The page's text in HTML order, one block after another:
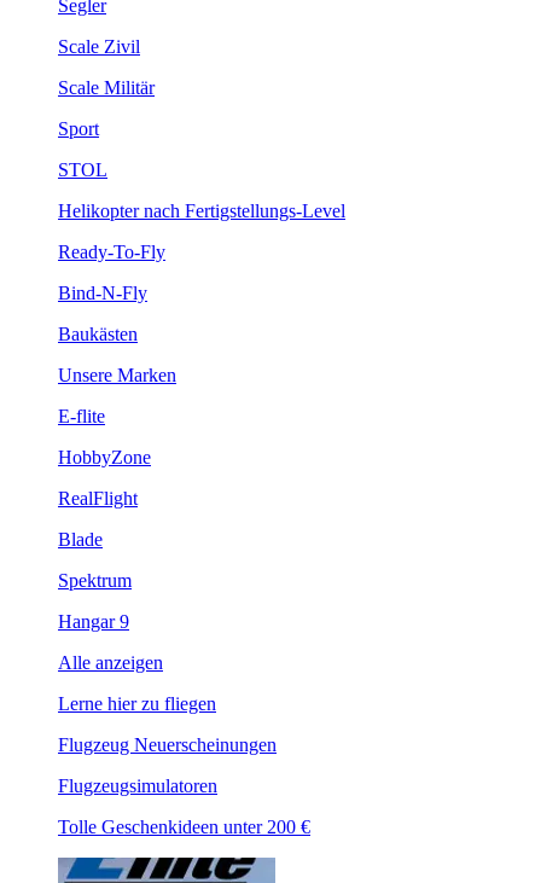
Segler
Scale Zivil
Scale Militär
Sport
STOL
Helikopter nach Fertigstellungs-Level
Ready-To-Fly
Bind-N-Fly
Baukästen
Unsere Marken
E-flite
HobbyZone
RealFlight
Blade
Spektrum
Hangar 9
Alle anzeigen
Lerne hier zu fliegen
Flugzeug Neuerscheinungen
Flugzeugsimulatoren
Tolle Geschenkideen unter 200 €